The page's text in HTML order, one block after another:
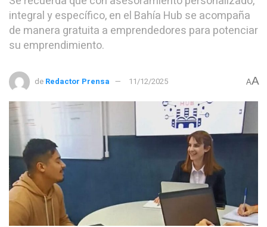
integral y específico, en el Bahía Hub se acompaña
de manera gratuita a emprendedores para potenciar
su emprendimiento.
de Redactor Prensa 11/12/2025 AA